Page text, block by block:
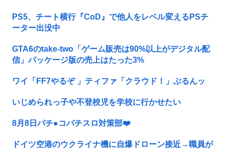
PS5、チート横行『CoD』で他人をレベル変えるPSチ
ーター出没中
GTA6のtake-two「ゲーム販売は90%以上がデジタル配
信」パッケージ版の売上はたった3%
ワイ「FF7やるぞ 」ティファ「クラウド！」ぶるんッ
いじめられっ子や不登校児を学校に行かせたい
8月8日パチ●コパチスロ対策部❤️
ドイツ空港のウクライナ機に自爆ドローン接近→職員が